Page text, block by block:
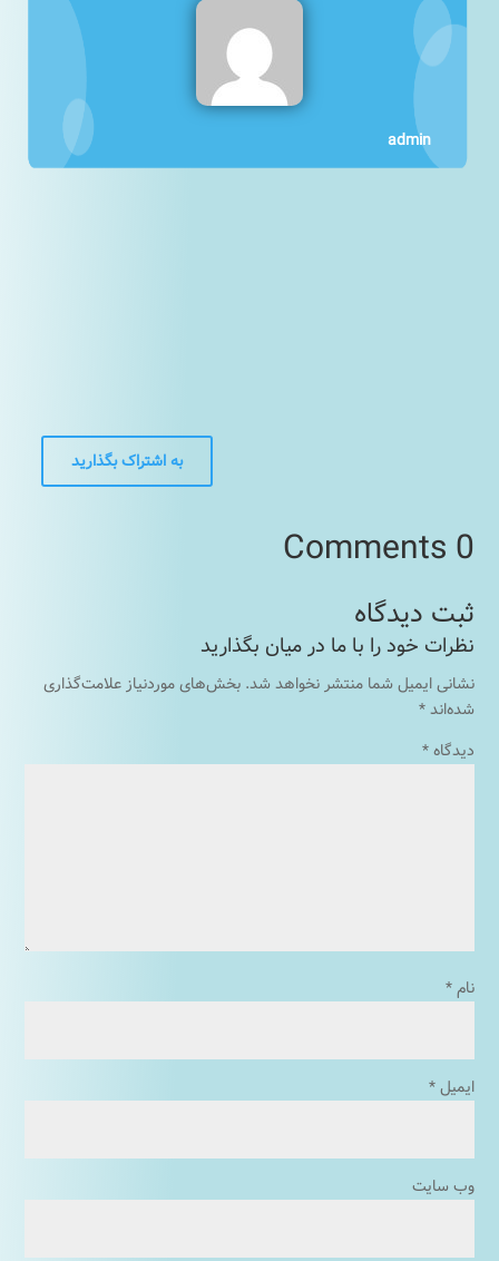
admin
به اشتراک بگذارید
0 Comments
نشانی ایمیل شما منتشر نخواهد شد. بخش‌های موردنیاز علامت‌گذاری
شده‌اند*
دیدگاه*
نام*
ایمیل*
وب‌ سایت